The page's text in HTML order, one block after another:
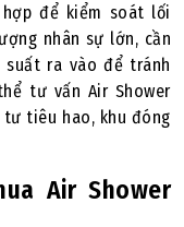
để kiểm soát lối
nhân sự lớn, cần
ra vào để tránh
tư vấn Air Shower
tiêu hao, khu đóng
Air Shower